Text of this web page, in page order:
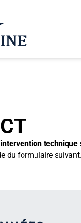
technique
du formulaire suivant.